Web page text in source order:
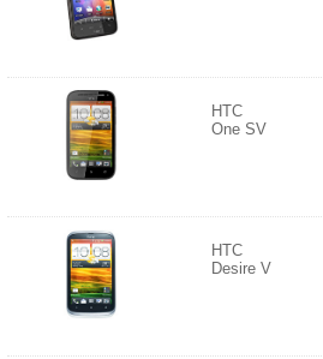
HTC
One SV
HTC
Desire V